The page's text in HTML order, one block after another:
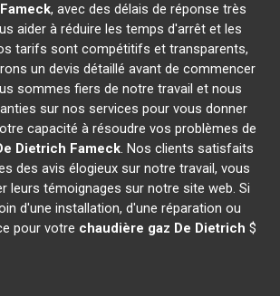
Fameck, avec des délais de réponse très
aider à réduire les temps d'arrêt et les
tarifs sont compétitifs et transparents,
un devis détaillé avant de commencer
sommes fiers de notre travail et nous
sur nos services pour vous donner
capacité à résoudre vos problèmes de
Dietrich Fameck. Nos clients satisfaits
des avis élogieux sur notre travail, vous
leurs témoignages sur notre site web. Si
d'une installation, d'une réparation ou
pour votre chaudière gaz De Dietrich $